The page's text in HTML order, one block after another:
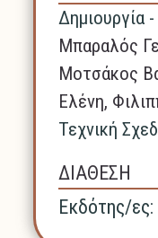
Δημιουργία
Μπαραλός
Μοτσάκος
Ελένη,
Τεχνική
ΔΙΑΘΕΣΗ
Εκδότης/ες: